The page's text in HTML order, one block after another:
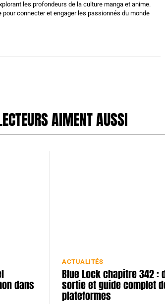
les profondeurs de la culture manga et anime.
connecter et engager les passionnés du monde
AIMENT AUSSI
dans
ACTUALITÉS
Blue Lock chapitre 342 :
sortie et guide complet
plateformes